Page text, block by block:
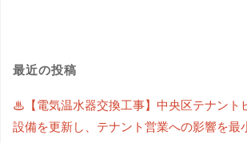
最近の投稿
♨【電気温水器交換工事】中央区テナント
設備を更新し、テナント営業への影響を最